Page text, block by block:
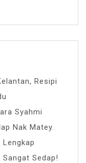
Resipi
Syahmi
Nak Matey.
Sedap!